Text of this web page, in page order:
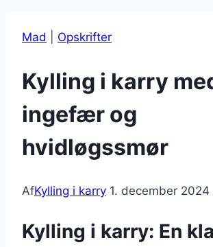
Mad Opskrifter
Kylling i karry
ingefær og
hvidløgssmør
AfKylling i karry 1. december 2024
Kylling i karry: En